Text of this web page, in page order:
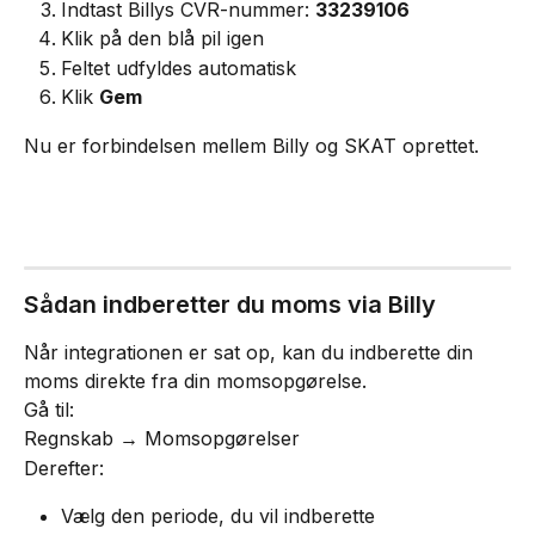
Indtast Billys CVR-nummer: 33239106
Klik på den blå pil igen
Feltet udfyldes automatisk
Klik Gem
Nu er forbindelsen mellem Billy og SKAT oprettet.
Sådan indberetter du moms via Billy
Når integrationen er sat op, kan du indberette din
moms direkte fra din momsopgørelse.
Gå til:
Regnskab → Momsopgørelser
Derefter:
Vælg den periode, du vil indberette